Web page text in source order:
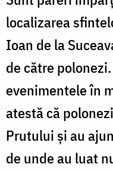
localizarea
Ioan de la
de către
evenimentele în
atestă că
Prutului și au
de unde au luat